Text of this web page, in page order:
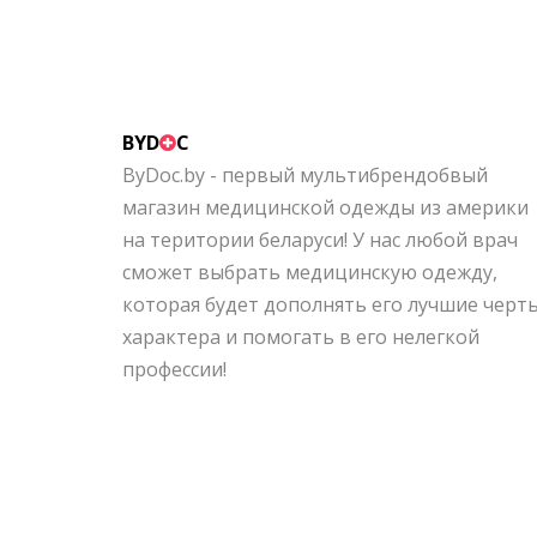
BYD
C
ByDoc.by - первый мультибрендобвый
магазин медицинской одежды из америки
на територии беларуси! У нас любой врач
сможет выбрать медицинскую одежду,
которая будет дополнять его лучшие
характера и помогать в его нелегкой
профессии!